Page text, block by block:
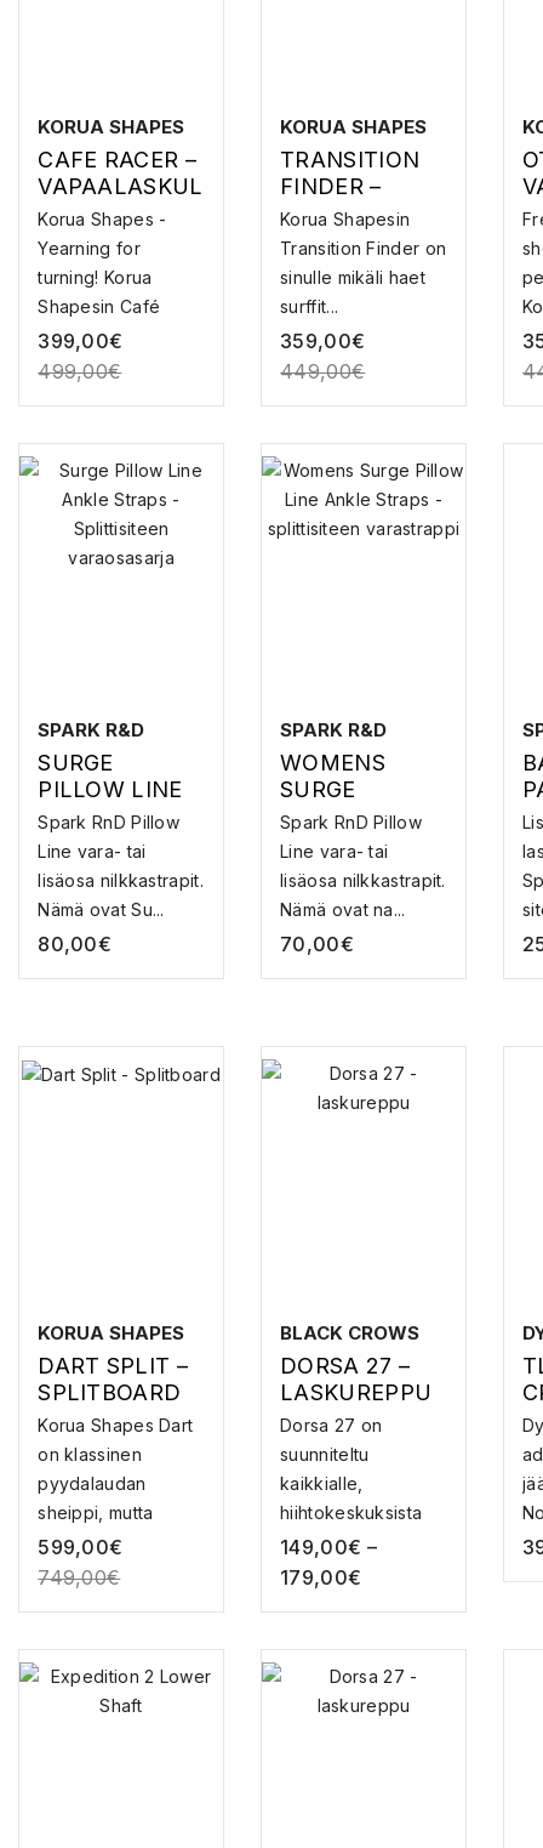
KORUA SHAPES
CAFE RACER –
VAPAALASKUL
AUTA
Korua Shapes -
Yearning for
turning! Korua
Shapesin Café
Racer ...
399,00€
499,00€
KORUA SHAPES
TRANSITION
FINDER –
VAPAALASKUL
AUTA
Korua Shapesin
Transition Finder on
sinulle mikäli haet
surffit...
359,00€
449,00€
SPARK R&D
SURGE
PILLOW LINE
ANKLE
STRAPS –
SPLITTISITEEN
VARAOSASARJ
A
Spark RnD Pillow
Line vara- tai
lisäosa nilkkastrapit.
Nämä ovat Su...
80,00€
SPARK R&D
WOMENS
SURGE
PILLOW LINE
ANKLE
STRAPS –
SPLITTISITEEN
VARASTRAPPI
Spark RnD Pillow
Line vara- tai
lisäosa nilkkastrapit.
Nämä ovat na...
70,00€
KORUA SHAPES
DART SPLIT –
SPLITBOARD
Korua Shapes Dart
on klassinen
pyydalaudan
sheippi, mutta
moder...
599,00€
749,00€
BLACK CROWS
DORSA 27 –
LASKUREPPU
Dorsa 27 on
suunniteltu
kaikkialle,
hiihtokeskuksista
pidemmille to...
149,00€ –
179,00€
-